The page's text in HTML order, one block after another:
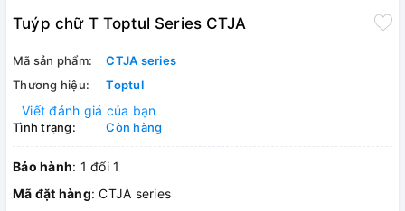
Tuýp chữ T Toptul Series CTJA
Mã sản phẩm:
CTJA series
Thương hiệu:
Toptul
Viết đánh giá của bạn
Tình trạng: Còn hàng
Bảo hành: 1 đổi 1
Mã đặt hàng: CTJA series